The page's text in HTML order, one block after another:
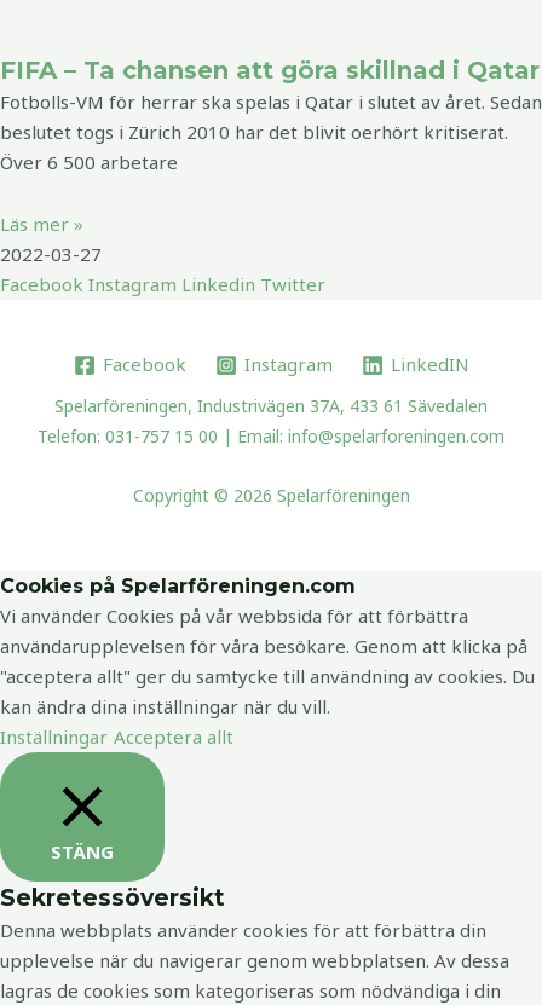
FIFA – Ta chansen att göra skillnad i Qatar
Fotbolls-VM för herrar ska spelas i Qatar i slutet av året. Sedan
beslutet togs i Zürich 2010 har det blivit oerhört kritiserat.
Över 6 500 arbetare
Läs mer »
2022-03-27
Facebook Instagram Linkedin Twitter
Facebook Instagram LinkedIN
Spelarföreningen, Industrivägen 37A, 433 61 Sävedalen
Telefon: 031-757 15 00 | Email: info@spelarforeningen.com
Copyright © 2026 Spelarföreningen
Cookies på Spelarföreningen.com
Vi använder Cookies på vår webbsida för att förbättra
användarupplevelsen för våra besökare. Genom att klicka på
"acceptera allt" ger du samtycke till användning av cookies. Du
kan ändra dina inställningar när du vill.
Inställningar Acceptera allt
STÄNG
Sekretessöversikt
Denna webbplats använder cookies för att förbättra din
upplevelse när du navigerar genom webbplatsen. Av dessa
lagras de cookies som kategoriseras som nödvändiga i din